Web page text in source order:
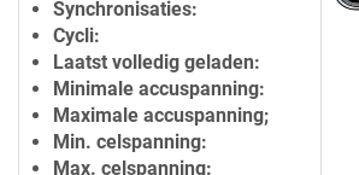
Synchronisaties:
Cycli:
Laatst volledig geladen:
Minimale accuspanning:
Maximale accuspanning;
Min. celspanning:
Max. celspanning: